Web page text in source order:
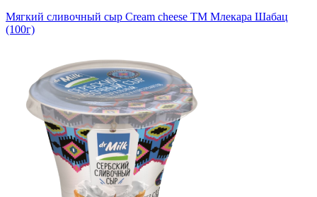
Мягкий сливочный сыр Cream cheese TM Млекара Шабац
(100г)